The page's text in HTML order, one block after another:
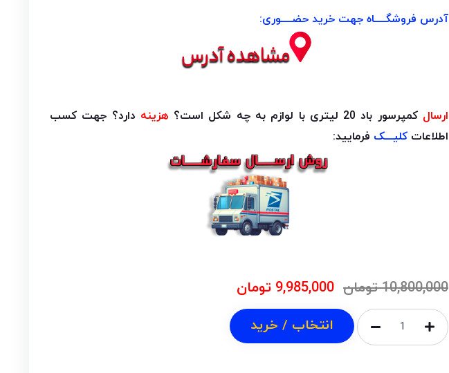
آدرس فروشگــــاه جهت خرید حضــــوری:
ارسال کمپرسور باد 20 لیتری با لوازم به چه شکل است؟ هزینه دارد؟ جهت کسب
اطلاعات کلیـــک فرمایید:
10,800,000 تومان 9,985,000 تومان
انتخاب / خرید